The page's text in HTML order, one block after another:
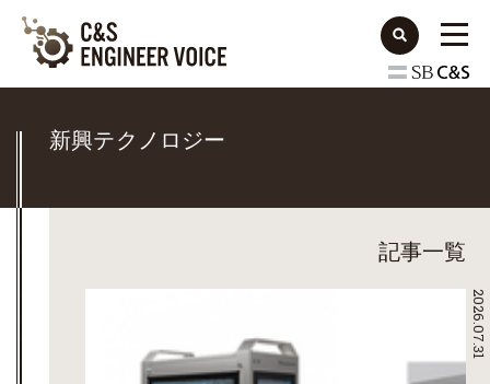
新興テクノロジー
記事一覧
2026.07.31